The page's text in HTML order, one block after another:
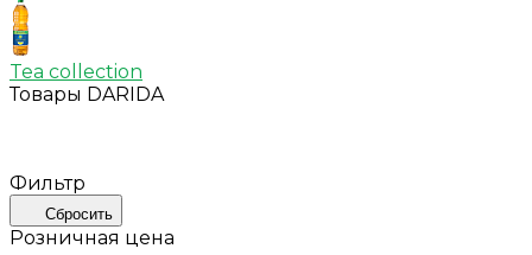
Tea collection
Товары DARIDA
Фильтр
Сбросить
Розничная цена